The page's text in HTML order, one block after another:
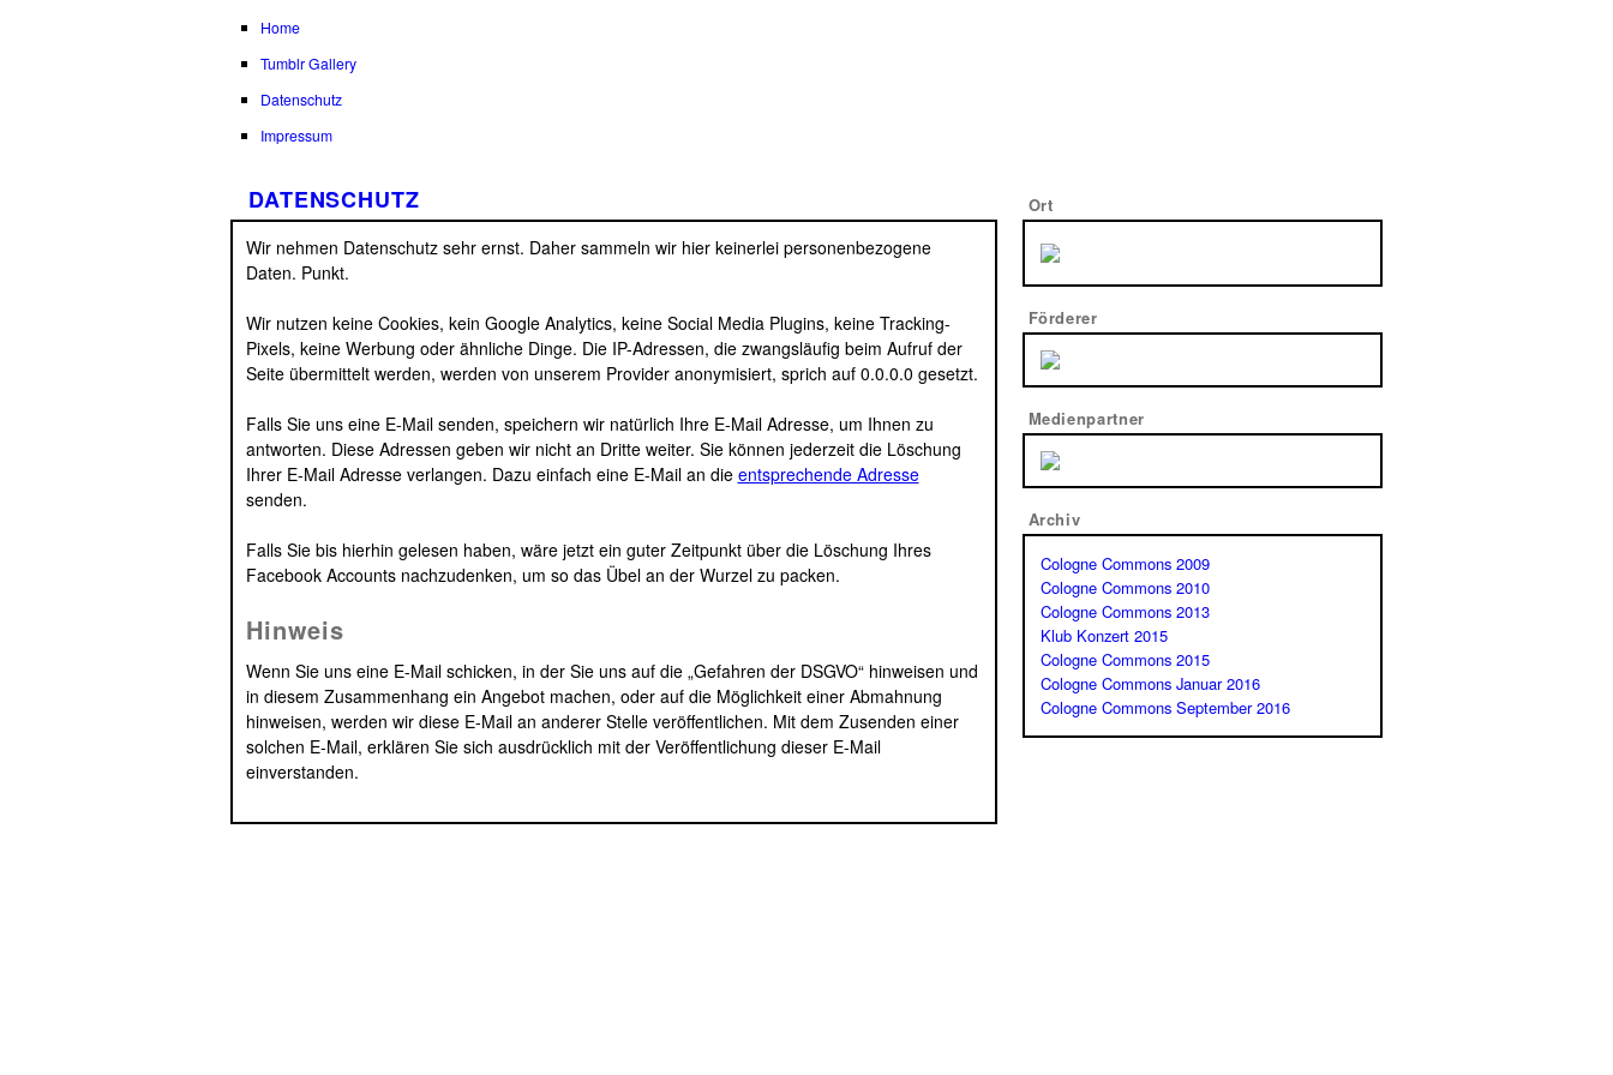
Home
Tumblr Gallery
Datenschutz
Impressum
DATENSCHUTZ
Wir nehmen Datenschutz sehr ernst. Daher sammeln wir hier keinerlei personenbezogene
Daten. Punkt.
Wir nutzen keine Cookies, kein Google Analytics, keine Social Media Plugins, keine Tracking-
Pixels, keine Werbung oder ähnliche Dinge. Die IP-Adressen, die zwangsläufig beim Aufruf der
Seite übermittelt werden, werden von unserem Provider anonymisiert, sprich auf 0.0.0.0 gesetzt.
Falls Sie uns eine E-Mail senden, speichern wir natürlich Ihre E-Mail Adresse, um Ihnen zu
antworten. Diese Adressen geben wir nicht an Dritte weiter. Sie können jederzeit die Löschung
Ihrer E-Mail Adresse verlangen. Dazu einfach eine E-Mail an die entsprechende Adresse
senden.
Falls Sie bis hierhin gelesen haben, wäre jetzt ein guter Zeitpunkt über die Löschung Ihres
Facebook Accounts nachzudenken, um so das Übel an der Wurzel zu packen.
Hinweis
Wenn Sie uns eine E-Mail schicken, in der Sie uns auf die „Gefahren der DSGVO“ hinweisen und
in diesem Zusammenhang ein Angebot machen, oder auf die Möglichkeit einer Abmahnung
hinweisen, werden wir diese E-Mail an anderer Stelle veröffentlichen. Mit dem Zusenden einer
solchen E-Mail, erklären Sie sich ausdrücklich mit der Veröffentlichung dieser E-Mail
einverstanden.
Ort
Förderer
Medienpartner
Archiv
Cologne Commons 2009
Cologne Commons 2010
Cologne Commons 2013
Klub Konzert 2015
Cologne Commons 2015
Cologne Commons Januar 2016
Cologne Commons September 2016